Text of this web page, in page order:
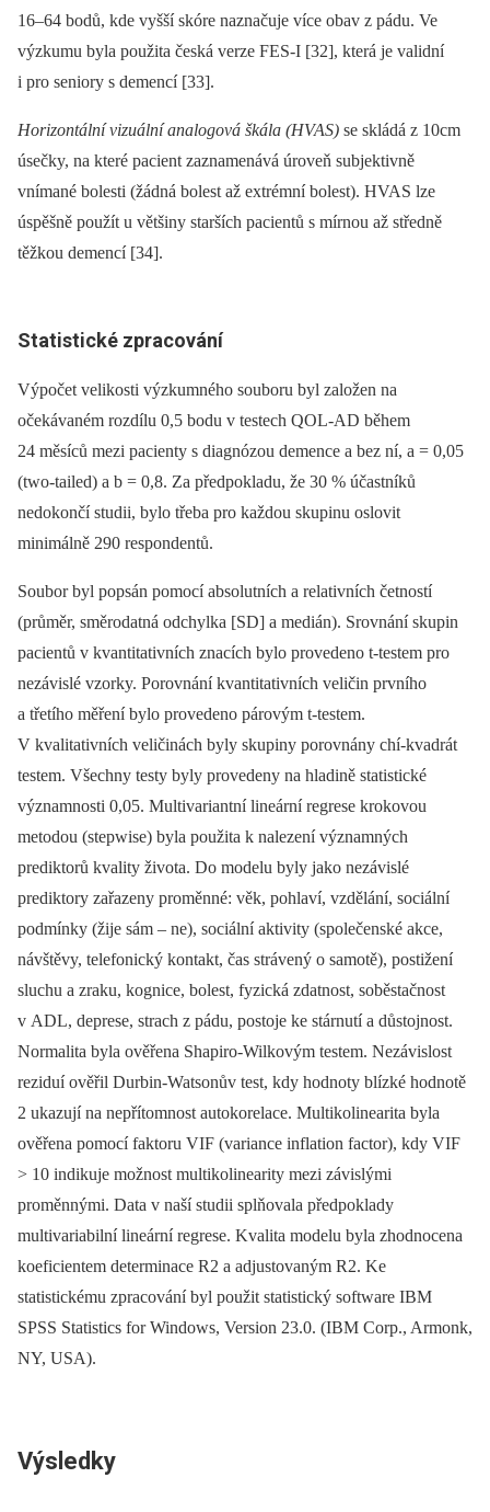
16–64 bodů, kde vyšší skóre naznačuje více obav z pádu. Ve
výzkumu byla použita česká verze FES-I [32], která je validní
i pro seniory s demencí [33].
Horizontální vizuální analogová škála (HVAS) se skládá z 10cm
úsečky, na které pacient zaznamenává úroveň subjektivně
vnímané bolesti (žádná bolest až extrémní bolest). HVAS lze
úspěšně použít u většiny starších pacientů s mírnou až středně
těžkou demencí [34].
Statistické zpracování
Výpočet velikosti výzkumného souboru byl založen na
očekávaném rozdílu 0,5 bodu v testech QOL-AD během
24 měsíců mezi pacienty s dia­gnózou demence a bez ní, a = 0,05
(two-tailed) a b = 0,8. Za předpokladu, že 30 % účastníků
nedokončí studii, bylo třeba pro každou skupinu oslovit
minimálně 290 respondentů.
Soubor byl popsán pomocí absolutních a relativních četností
(průměr, směrodatná odchylka [SD] a medián). Srovnání skupin
pacientů v kvantitativních znacích bylo provedeno t-testem pro
nezávislé vzorky. Porovnání kvantitativních veličin prvního
a třetího měření bylo provedeno párovým t-testem.
V kvalitativních veličinách byly skupiny porovnány chí-kvadrát
testem. Všechny testy byly provedeny na hladině statistické
významnosti 0,05. Multivariantní lineární regrese krokovou
metodou (stepwise) byla použita k nalezení významných
prediktorů kvality života. Do modelu byly jako nezávislé
prediktory zařazeny proměnné: věk, pohlaví, vzdělání, sociální
podmínky (žije sám –⁠ ne), sociální aktivity (společenské akce,
návštěvy, telefonický kontakt, čas strávený o samotě), postižení
sluchu a zraku, kognice, bolest, fyzická zdatnost, soběstačnost
v ADL, deprese, strach z pádu, postoje ke stárnutí a důstojnost.
Normalita byla ověřena Shapiro-Wilkovým testem. Nezávislost
reziduí ověřil Durbin-Watsonův test, kdy hodnoty blízké hodnotě
2 ukazují na nepřítomnost autokorelace. Multikolinearita byla
ověřena pomocí faktoru VIF (variance inflation factor), kdy VIF
> 10 indikuje možnost multikolinearity mezi závislými
proměnnými. Data v naší studii splňovala předpoklady
multivariabilní lineární regrese. Kvalita modelu byla zhodnocena
koeficientem determinace R2 a adjustovaným R2. Ke
statistickému zpracování byl použit statistický software IBM
SPSS Statistics for Windows, Version 23.0. (IBM Corp., Armonk,
NY, USA).
Výsledky